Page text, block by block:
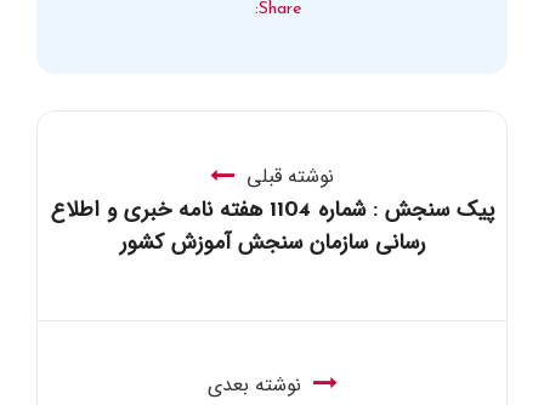
Share:
نوشته قبلی
پیک سنجش : شماره 1104 هفته نامه خبری و اطلاع
رسانی سازمان سنجش آموزش کشور
نوشته بعدی